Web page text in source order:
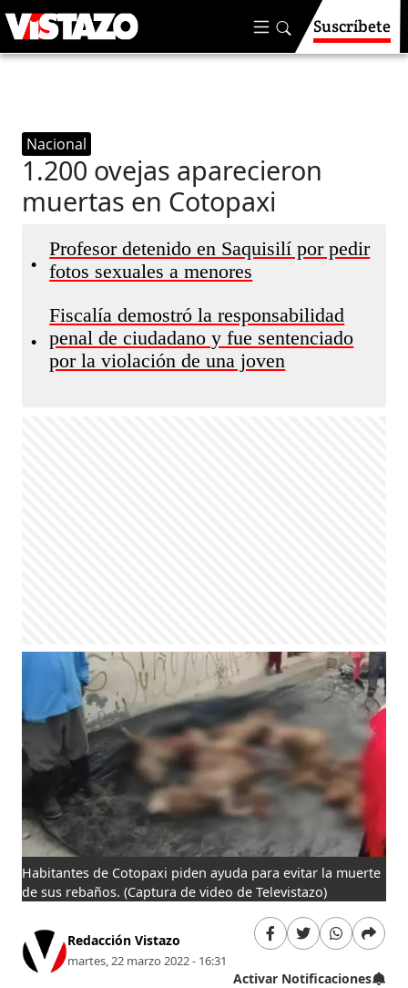
Suscríbete
Nacional
1.200 ovejas aparecieron
muertas en Cotopaxi
•
Profesor detenido en Saquisilí por pedir
fotos sexuales a menores
•
Fiscalía demostró la responsabilidad
penal de ciudadano y fue sentenciado
por la violación de una joven
Habitantes de Cotopaxi piden ayuda para evitar la muerte
de sus rebaños. (Captura de video de Televistazo)
Redacción Vistazo
martes, 22 marzo 2022 - 16:31
Activar Notificaciones